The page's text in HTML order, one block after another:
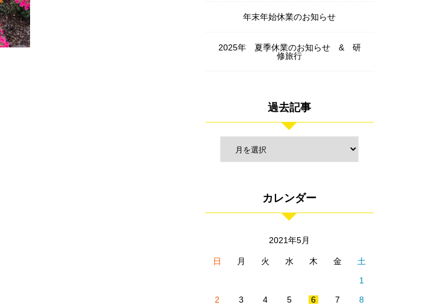
年末年始休業のお知らせ
2025年 夏季休業のお知らせ & 研
修旅行
過去記事
カレンダー
2021年5月
日 月 火 水 木 金
土
1
2
3 4 5 6 7
8